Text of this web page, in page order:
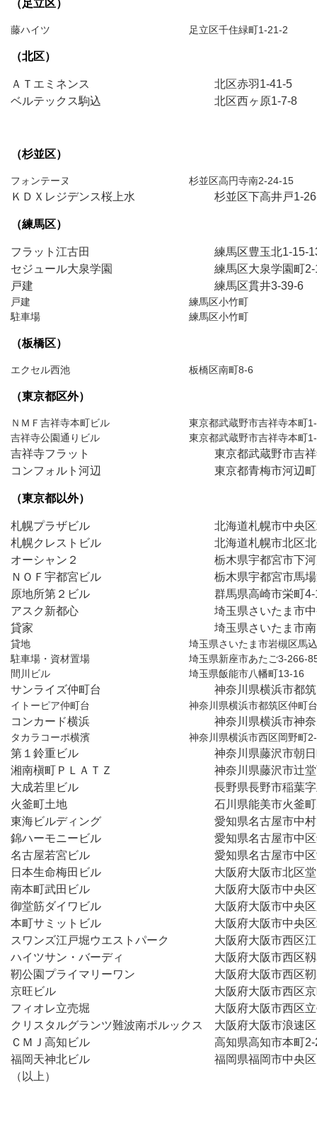
（足立区）
藤ハイツ　　　　　　　　　　　　　　足立区千住緑町1-21-2
（北区）
ＡＴエミネンス　　　　　　　　　　　北区赤羽1-41-5
ベルテックス駒込　　　　　　　　　　北区
（杉並区）
フォンテーヌ　　　　　　　　　　　　杉並区高円寺南2-24-15
ＫＤＸレジデンス桜上水　　　　　　　杉並区下
（練馬区）
フラット江古田　　　　　　　　　　　練馬区
セジュール大泉学園　　　　　　　　　練馬区大
戸建　　　　　　　　　　　　　　　　練
戸建　　　　　　　　　　　　　　　　練馬区小竹町
駐車場　　　　　　　　　　　　　　　練馬区小竹町
（板橋区）
エクセル西池　　　　　　　　　　　　板橋区南町8-6
（東京都区外）
ＮＭＦ吉祥寺本町ビル　　　　　　　　東京都武蔵野市吉祥寺本町
吉祥寺公園通りビル　　　　　　　　　東京都武蔵野市吉祥寺本町
吉祥寺フラット　　　　　　　　　　　東京都武蔵野市
コンフォルト河辺　　　　　　　　　　東京都青梅
（東京都以外）
札幌プラザビル　　　　　　　　　　　北海道札幌
札幌クレストビル　　　　　　　　　　北海道札幌
オーシャン２　　　　　　　　　　　　栃木県宇
ＮＯＦ宇都宮ビル　　　　　　　　　　栃木県宇
原地所第２ビル　　　　　　　　　　　群馬
アスク新都心　　　　　　　　　　　　埼玉県さいたま
貸家　　　　　　　　　　　　　　　　埼玉県さい
貸地　　　　　　　　　　　　　　　　埼玉県さいたま市岩槻区馬
駐車場・資材置場　　　　　　　　　　埼玉県新座市あたご3-266-
間川ビル　　　　　　　　　　　　　　埼玉県飯能市八幡町13-16
サンライズ仲町台　　　　　　　　　　神奈川県横浜市
イトーピア仲町台　　　　　　　　　　神奈川県横浜市都筑区仲町
コンカード横浜　　　　　　　　　　　神奈川県横浜市
タカラコーポ横濱　　　　　　　　　　神奈川県横浜市西区岡野町
第１鈴重ビル　　　　　　　　　　　　神奈川県
湘南槇町ＰＬＡＴＺ　　　　　　　　　神奈川県藤沢
大成若里ビル　　　　　　　　　　　　長野県長野市
火釜町土地　　　　　　　　　　　　　石川県
東海ビルディング　　　　　　　　　　愛知県名古屋市
錦ハーモニービル　　　　　　　　　　愛知県名
名古屋若宮ビル　　　　　　　　　　　愛知県名古
日本生命梅田ビル　　　　　　　　　　大阪府大
南本町武田ビル　　　　　　　　　　　大阪府大阪市
御堂筋ダイワビル　　　　　　　　　　大阪府大阪市
本町サミットビル　　　　　　　　　　大阪府大阪市中
スワンズ江戸堀ウエストパーク　　　　大阪府大阪
ハイツサン・バーディ　　　　　　　　大阪府大阪
靭公園プライマリーワン　　　　　　　大阪府大阪
京旺ビル　　　　　　　　　　　　　　大阪府大阪
フィオレ立売堀　　　　　　　　　　　大阪府大阪市
クリスタルグランツ難波南ポルックス　大阪府大阪
ＣＭＪ高知ビル　　　　　　　　　　　高知県
福岡天神北ビル　　　　　　　　　　　福岡県福岡